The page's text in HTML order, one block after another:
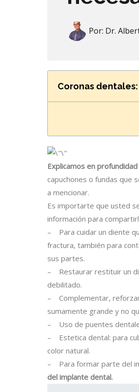
Por: Dr.
Coronas
Explicamos en
capuchones o fundas que
a mencionar.
Es importarte que usted
información para
– Para cuidar un diente
fractura, también para
sus partes.
– Restaurar restituir un
debilitado.
– Complementar, reforzar
sumamente grande y no
– Uso de puentes
– Estetica dental: para
color natural.
– Para formar parte del
del implante dental.